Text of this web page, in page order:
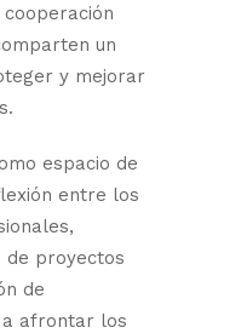
un
y mejorar
espacio de
entre los
proyectos
de
a afrontar los